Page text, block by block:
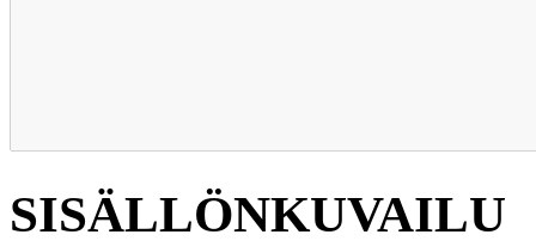
SISÄLLÖNKUVAILU